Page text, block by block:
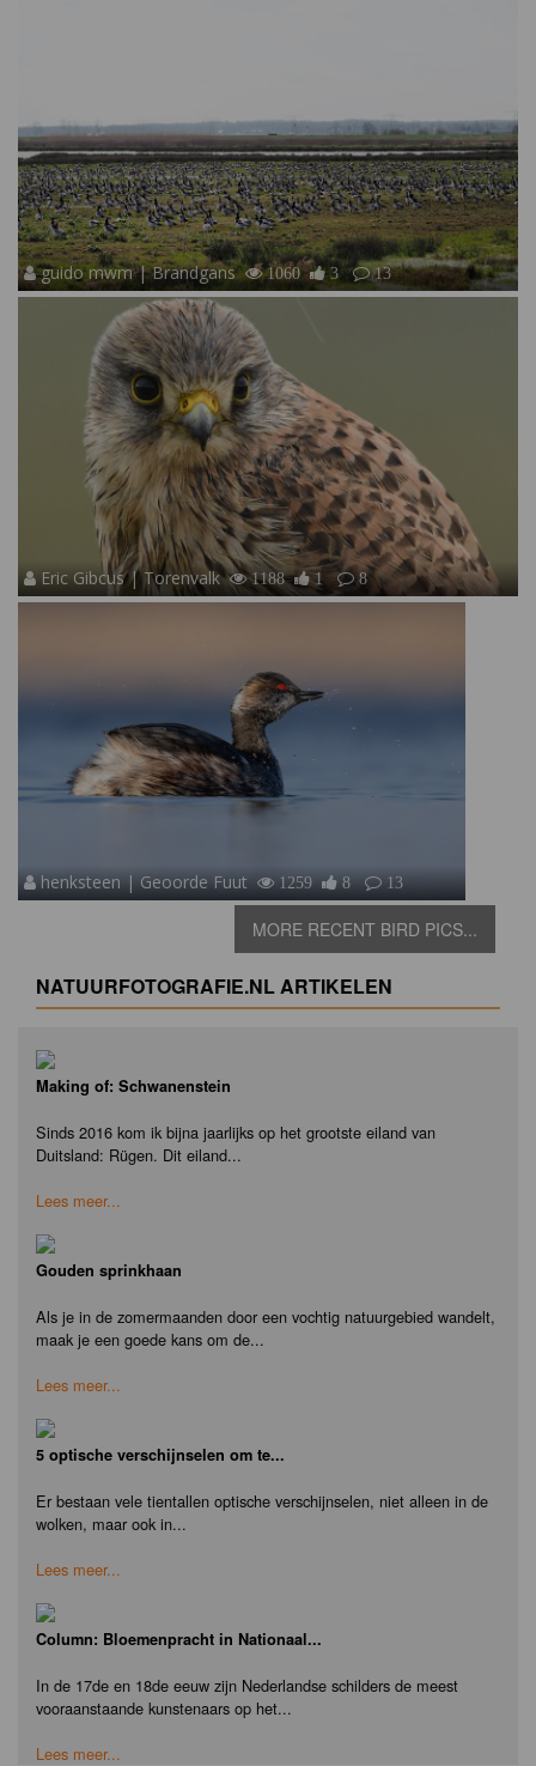
guido mwm | Brandgans 1060 3 13
Eric Gibcus | Torenvalk 1188 1 8
henksteen | Geoorde Fuut 1259 8 13
MORE RECENT BIRD PICS...
NATUURFOTOGRAFIE.NL ARTIKELEN
Making of: Schwanenstein
Sinds 2016 kom ik bijna jaarlijks op het grootste eiland van
Duitsland: Rügen. Dit eiland...
Lees meer...
Gouden sprinkhaan
Als je in de zomermaanden door een vochtig natuurgebied wandelt,
maak je een goede kans om de...
Lees meer...
5 optische verschijnselen om te...
Er bestaan vele tientallen optische verschijnselen, niet alleen in de
wolken, maar ook in...
Lees meer...
Column: Bloemenpracht in Nationaal...
In de 17de en 18de eeuw zijn Nederlandse schilders de meest
vooraanstaande kunstenaars op het...
Lees meer...